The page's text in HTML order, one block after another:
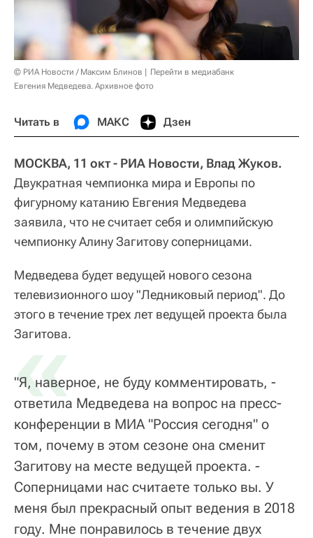
© РИА Новости / Максим Блинов
Перейти в медиабанк
Евгения Медведева. Архивное фото
Читать в МАКС Дзен
МОСКВА, 11 окт - РИА Новости, Влад Жуков.
Двукратная чемпионка мира и Европы по
фигурному катанию Евгения Медведева
заявила, что не считает себя и олимпийскую
чемпионку Алину Загитову соперницами.
Медведева будет ведущей нового сезона
телевизионного шоу "Ледниковый период". До
этого в течение трех лет ведущей проекта была
Загитова.
«
"Я, наверное, не буду комментировать, -
ответила Медведева на вопрос на пресс-
конференции в МИА "Россия сегодня" о
том, почему в этом сезоне она сменит
Загитову на месте ведущей проекта. -
Соперницами нас считаете только вы. У
меня был прекрасный опыт ведения в 2018
году. Мне понравилось в течение двух